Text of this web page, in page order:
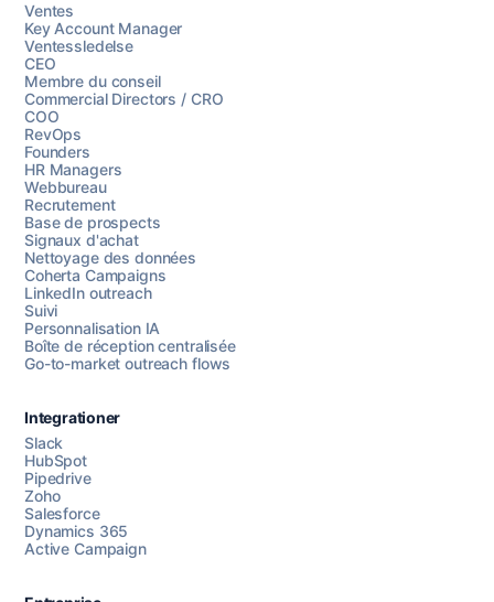
Chattez avec nous
Ventes
Key Account Manager
Ventessledelse
CEO
Membre du conseil
Commercial Directors / CRO
COO
RevOps
Founders
HR Managers
Webbureau
Recrutement
Base de prospects
Signaux d'achat
Nettoyage des données
Coherta Campaigns
LinkedIn outreach
Suivi
Personnalisation IA
Boîte de réception centralisée
Go-to-market outreach flows
Integrationer
Slack
HubSpot
Pipedrive
Zoho
Salesforce
Dynamics 365
Active Campaign